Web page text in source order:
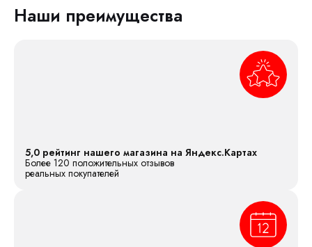
Наши преимущества
5,0 рейтинг нашего магазина на Яндекс.Картах
Более 120 положительных отзывов
реальных покупателей